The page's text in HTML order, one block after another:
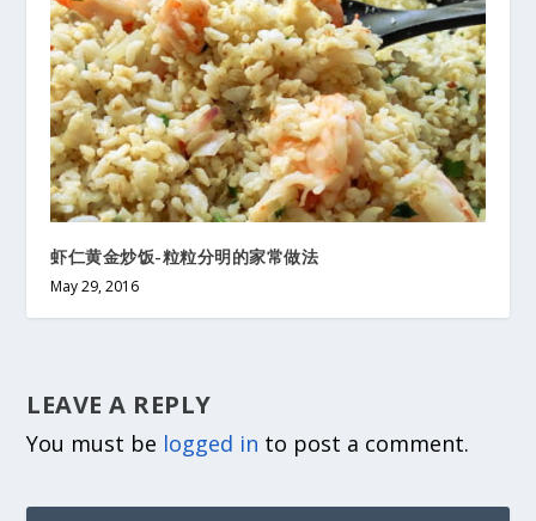
虾仁黄金炒饭-粒粒分明的家常做法
May 29, 2016
LEAVE A REPLY
You must be logged in to post a comment.